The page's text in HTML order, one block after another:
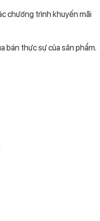
chương trình khuyến mãi
bán thực sự của sản phẩm.